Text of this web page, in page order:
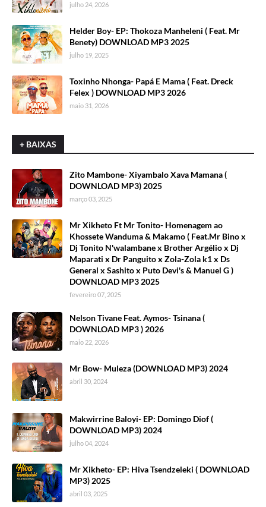
julho 24, 2026
Helder Boy- EP: Thokoza Manheleni ( Feat. Mr
Benety) DOWNLOAD MP3 2025
julho 19, 2025
Toxinho Nhonga- Papá E Mama ( Feat. Dreck
Felex ) DOWNLOAD MP3 2026
maio 31, 2026
+ BAIXAS
Zito Mambone- Xiyambalo Xava Mamana (
DOWNLOAD MP3) 2025
março 03, 2025
Mr Xikheto Ft Mr Tonito- Homenagem ao
Khossete Wanduma & Makamo ( Feat.Mr Bino x
Dj Tonito N'walambane x Brother Argélio x Dj
Maparati x Dr Panguito x Zola-Zola k1 x Ds
General x Sashito x Puto Devi's & Manuel G )
DOWNLOAD MP3 2025
fevereiro 07, 2025
Nelson Tivane Feat. Aymos- Tsinana (
DOWNLOAD MP3 ) 2026
maio 22, 2026
Mr Bow- Muleza (DOWNLOAD MP3) 2024
abril 30, 2024
Makwirrine Baloyi- EP: Domingo Diof (
DOWNLOAD MP3) 2024
julho 04, 2024
Mr Xikheto- EP: Hiva Tsendzeleki ( DOWNLOAD
MP3) 2025
abril 03, 2025